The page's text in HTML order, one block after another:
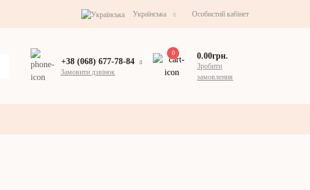
Українська Особистий кабінет
+38 (068) 677-78-84
Замовити дзвінок
0 0.00грн.
Зробити
замовлення